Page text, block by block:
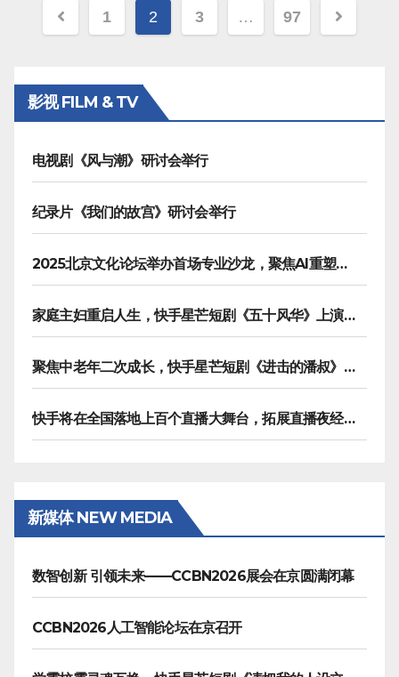
文
分
页
1 2 3 … 97
影视 FILM & TV
电视剧《风与潮》研讨会举行
纪录片《我们的故宫》研讨会举行
2025北京文化论坛举办首场专业沙龙，聚焦AI重塑内容生产
家庭主妇重启人生，快手星芒短剧《五十风华》上演中年大女主逆袭
聚焦中老年二次成长，快手星芒短剧《进击的潘叔》诠释银发力量
快手将在全国落地上百个直播大舞台，拓展直播夜经济生态
新媒体 NEW MEDIA
数智创新 引领未来——CCBN2026展会在京圆满闭幕
CCBN2026人工智能论坛在京召开